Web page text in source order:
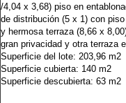
/4,04 x 3,68) piso en
de distribución (5 x 1) con
y hermosa terraza (8,66 x
gran privacidad y otra terraza
Superficie del lote: 203,96 m2
Superficie cubierta: 140 m2
Superficie descubierta: 63 m2